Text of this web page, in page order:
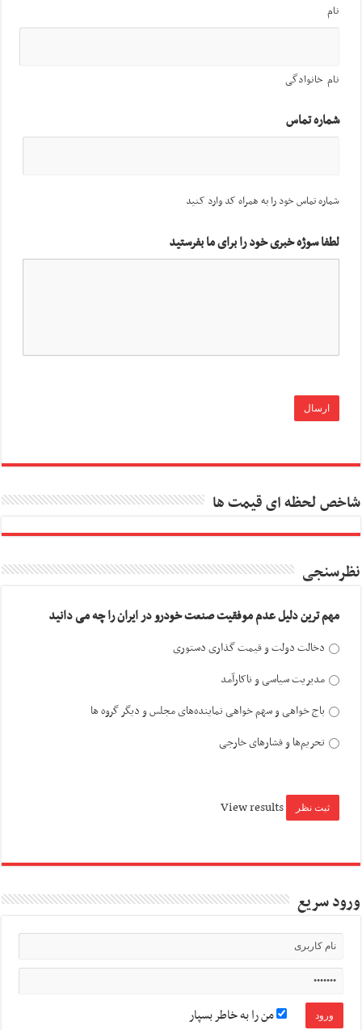
نام
نام خانوادگی
شماره تماس
شماره تماس خود را به همراه کد وارد کنید
لطفا سوژه خبری خود را برای ما بفرستید
شاخص لحظه ای قیمت ها
نظرسنجی
مهم ترین دلیل عدم موفقیت صنعت خودرو در ایران را چه می دانید
دخالت دولت و قیمت گذاری دستوری
مدیریت سیاسی و ناکارآمد
باج خواهی و سهم خواهی نماینده‌های مجلس و دیگر گروه ها
تحریم‌ها و فشارهای خارجی
View results
ورود سریع
من را به خاطر بسپار